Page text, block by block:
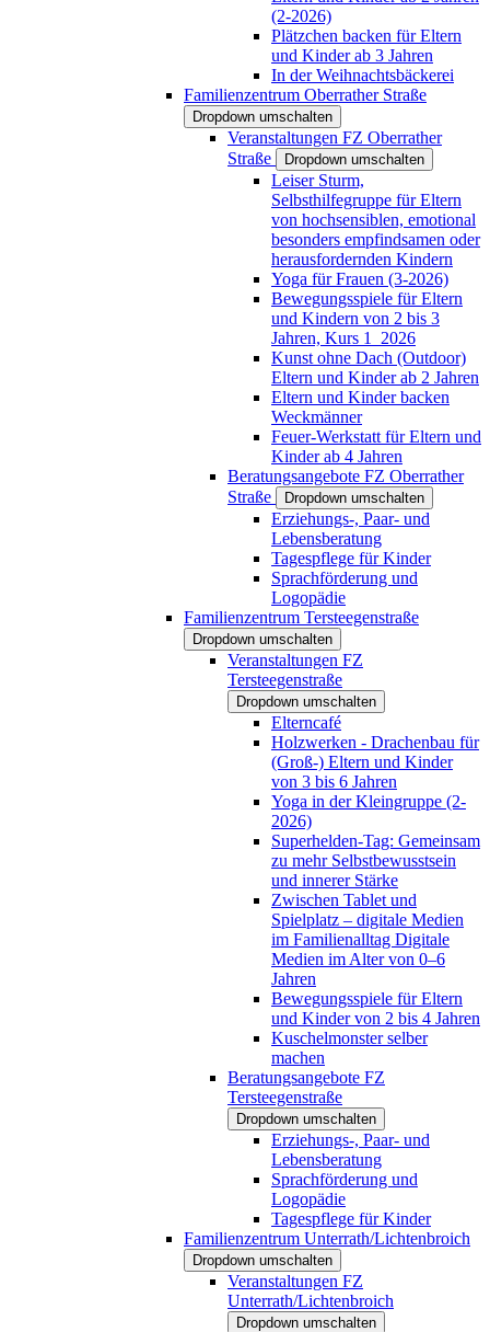
(2-2026)
Plätzchen backen für Eltern
und Kinder ab 3 Jahren
In der Weihnachtsbäckerei
Familienzentrum Oberrather Straße
Dropdown umschalten
Veranstaltungen FZ Oberrather
Straße
Dropdown umschalten
Leiser Sturm,
Selbsthilfegruppe für Eltern
von hochsensiblen, emotional
besonders empfindsamen oder
herausfordernden Kindern
Yoga für Frauen (3-2026)
Bewegungsspiele für Eltern
und Kindern von 2 bis 3
Jahren, Kurs 1_2026
Kunst ohne Dach (Outdoor)
Eltern und Kinder ab 2 Jahren
Eltern und Kinder backen
Weckmänner
Feuer-Werkstatt für Eltern und
Kinder ab 4 Jahren
Beratungsangebote FZ Oberrather
Straße
Dropdown umschalten
Erziehungs-, Paar- und
Lebensberatung
Tagespflege für Kinder
Sprachförderung und
Logopädie
Familienzentrum Tersteegenstraße
Dropdown umschalten
Veranstaltungen FZ
Tersteegenstraße
Dropdown umschalten
Elterncafé
Holzwerken - Drachenbau für
(Groß-) Eltern und Kinder
von 3 bis 6 Jahren
Yoga in der Kleingruppe (2-
2026)
Superhelden-Tag: Gemeinsam
zu mehr Selbstbewusstsein
und innerer Stärke
Zwischen Tablet und
Spielplatz – digitale Medien
im Familienalltag Digitale
Medien im Alter von 0–6
Jahren
Bewegungsspiele für Eltern
und Kinder von 2 bis 4 Jahren
Kuschelmonster selber
machen
Beratungsangebote FZ
Tersteegenstraße
Dropdown umschalten
Erziehungs-, Paar- und
Lebensberatung
Sprachförderung und
Logopädie
Tagespflege für Kinder
Familienzentrum Unterrath/Lichtenbroich
Dropdown umschalten
Veranstaltungen FZ
Unterrath/Lichtenbroich
Dropdown umschalten